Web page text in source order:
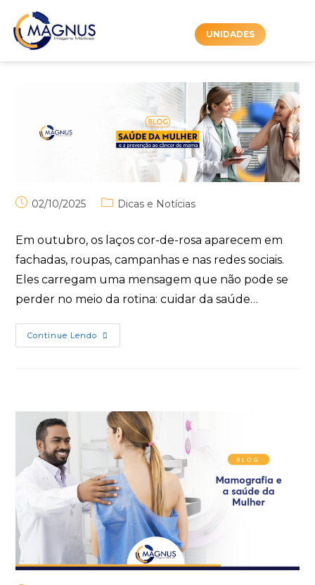
UNIDADES
02/10/2025 Dicas e Notícias
Em outubro, os laços cor-de-rosa aparecem em
fachadas, roupas, campanhas e nas redes sociais.
Eles carregam uma mensagem que não pode se
perder no meio da rotina: cuidar da saúde…
Continue Lendo